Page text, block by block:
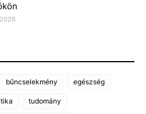
bűncselekmény egészség
tudomány